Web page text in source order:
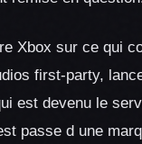
Xbox sur ce qui
first-party,
est devenu le
passe d une